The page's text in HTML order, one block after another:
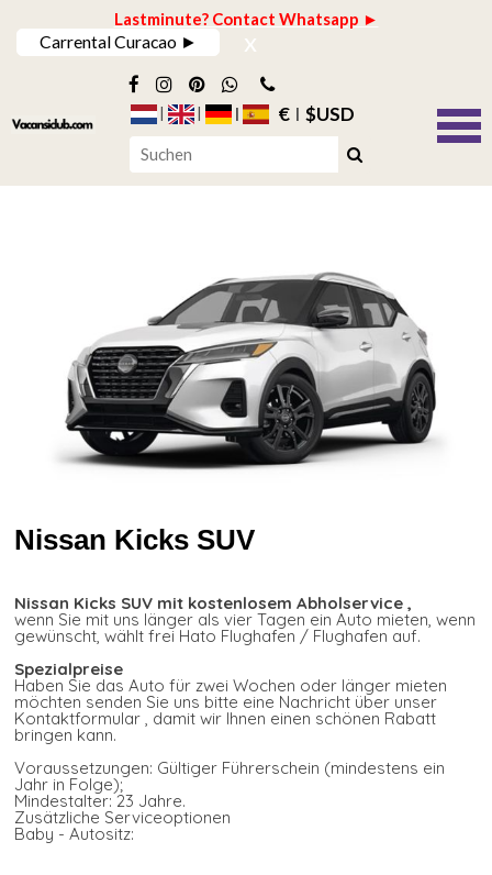
Lastminute? Contact Whatsapp ►
Carrental Curacao ► x
€ $USD
Nissan Kicks SUV
Nissan Kicks SUV mit kostenlosem Abholservice ,
wenn Sie mit uns länger als vier Tagen ein Auto mieten, wenn
gewünscht, wählt frei Hato Flughafen / Flughafen auf.
Spezialpreise
Haben Sie das Auto für zwei Wochen oder länger mieten
möchten senden Sie uns bitte eine Nachricht über unser
Kontaktformular , damit wir Ihnen einen schönen Rabatt
bringen kann.
Voraussetzungen: Gültiger Führerschein (mindestens ein
Jahr in Folge);
Mindestalter: 23 Jahre.
Zusätzliche Serviceoptionen
Baby - Autositz: